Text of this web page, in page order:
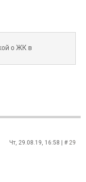
о ЖК в
Чт, 29.08.19, 16:58 | # 29